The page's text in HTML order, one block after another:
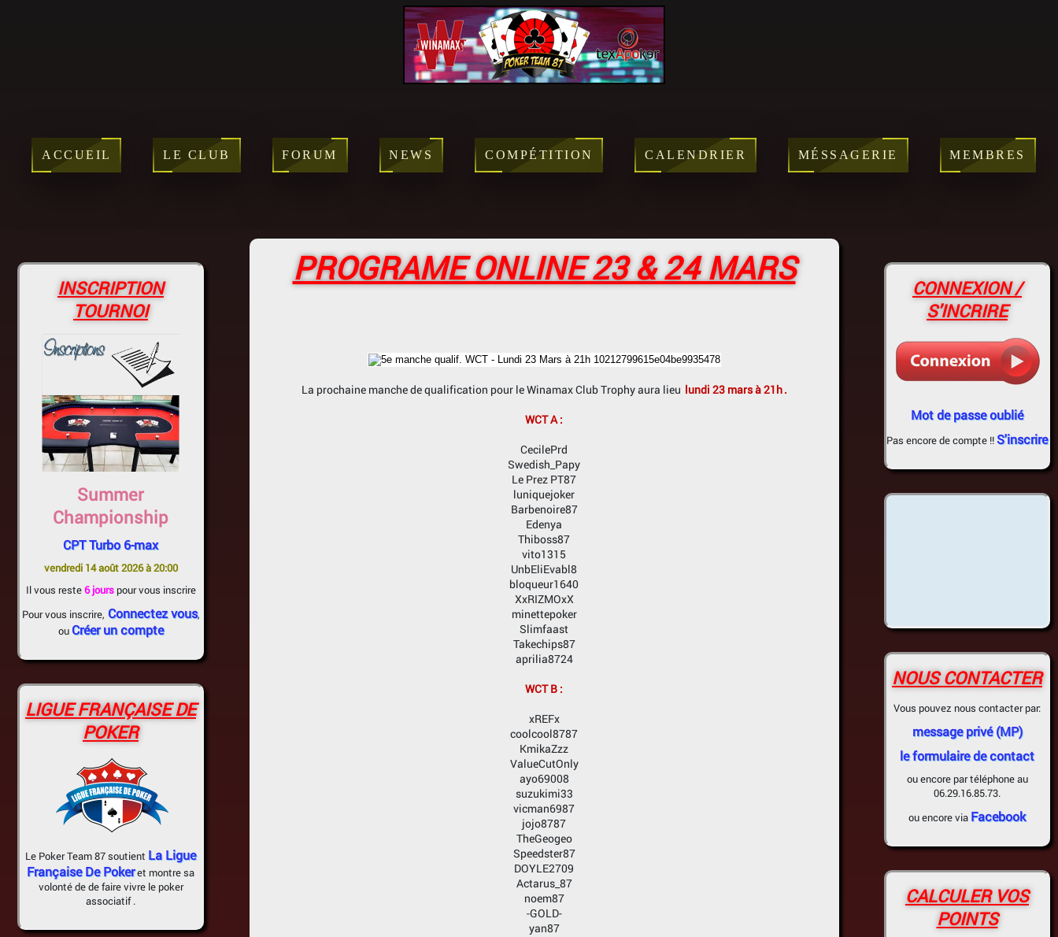
ACCUEIL LE CLUB FORUM NEWS COMPÉTITION CALENDRIER MÉSSAGERIE MEMBRES
INSCRIPTION
TOURNOI
Summer
Championship
CPT Turbo 6-max
vendredi 14 août 2026 à 20:00
Il vous reste6 jourspour vous inscrire
Pour vous inscrire, Connectez vous,
ou Créer un compte
LIGUE FRANÇAISE DE
POKER
Le Poker Team 87 soutient La Ligue
Française De Pokeret montre sa
volonté de de faire vivre le poker
associatif .
PROGRAME ONLINE 23 & 24 MARS
La prochaine manche de qualification pour le Winamax Club Trophy aura lieu lundi 23 mars à 21h.
WCT A :
CecilePrd
Swedish_Papy
Le Prez PT87
luniquejoker
Barbenoire87
Edenya
Thiboss87
vito1315
UnbEliEvabl8
bloqueur1640
XxRIZMOxX
minettepoker
Slimfaast
Takechips87
aprilia8724
WCT B :
xREFx
coolcool8787
KmikaZzz
ValueCutOnly
ayo69008
suzukimi33
vicman6987
jojo8787
TheGeogeo
Speedster87
DOYLE2709
Actarus_87
noem87
-GOLD-
yan87
CONNEXION /
S'INCRIRE
Mot de passe oublié
Pas encore de compte !!S'inscrire
NOUS CONTACTER
Vous pouvez nous contacter par:
message privé (MP)
le formulaire de contact
ou encore par téléphone au
06.29.16.85.73.
ou encore via Facebook
CALCULER VOS
POINTS